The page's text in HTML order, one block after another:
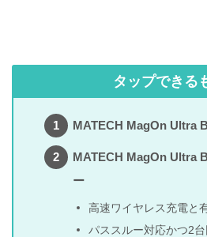
タップできる
MATECH MagOn Ultra
MATECH MagOn Ultra
ー
高速ワイヤレス充電と
パススルー対応かつ2